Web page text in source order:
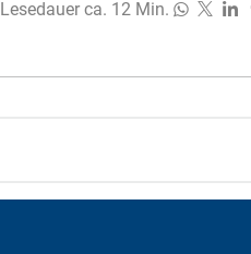
Lesedauer ca. 12 Min.